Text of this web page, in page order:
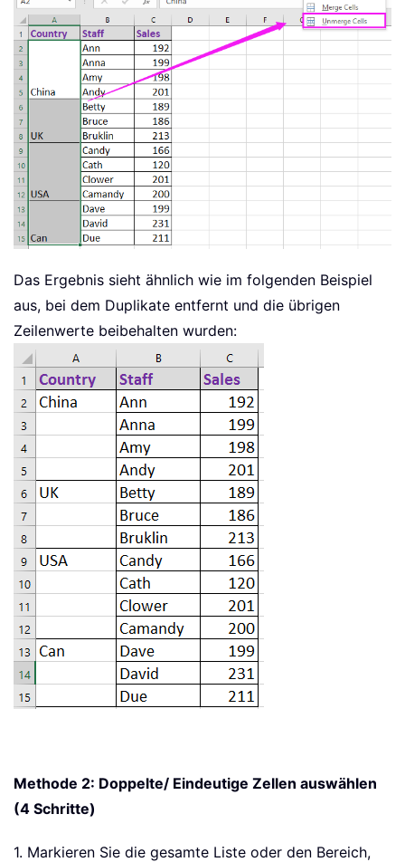
Das Ergebnis sieht ähnlich wie im folgenden Beispiel
aus, bei dem Duplikate entfernt und die übrigen
Zeilenwerte beibehalten wurden:
Methode 2: Doppelte/ Eindeutige Zellen auswählen
(4 Schritte)
1. Markieren Sie die gesamte Liste oder den Bereich,